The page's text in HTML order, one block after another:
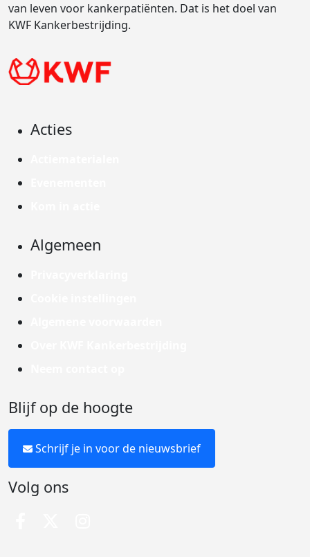
van leven voor kankerpatiënten. Dat is het doel van
KWF Kankerbestrijding.
Acties
Algemeen
Blijf op de hoogte
Schrijf je in voor de nieuwsbrief
Volg ons